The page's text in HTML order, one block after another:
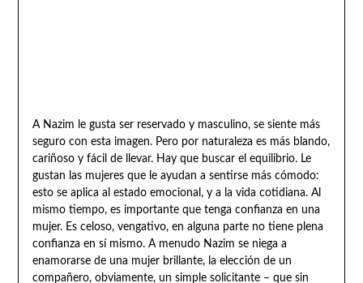
A Nazim le gusta ser reservado y masculino, se siente más
seguro con esta imagen. Pero por naturaleza es más blando,
cariñoso y fácil de llevar. Hay que buscar el equilibrio. Le
gustan las mujeres que le ayudan a sentirse más cómodo:
esto se aplica al estado emocional, y a la vida cotidiana. Al
mismo tiempo, es importante que tenga confianza en una
mujer. Es celoso, vengativo, en alguna parte no tiene plena
confianza en sí mismo. A menudo Nazim se niega a
enamorarse de una mujer brillante, la elección de un
compañero, obviamente, un simple solicitante – que sin